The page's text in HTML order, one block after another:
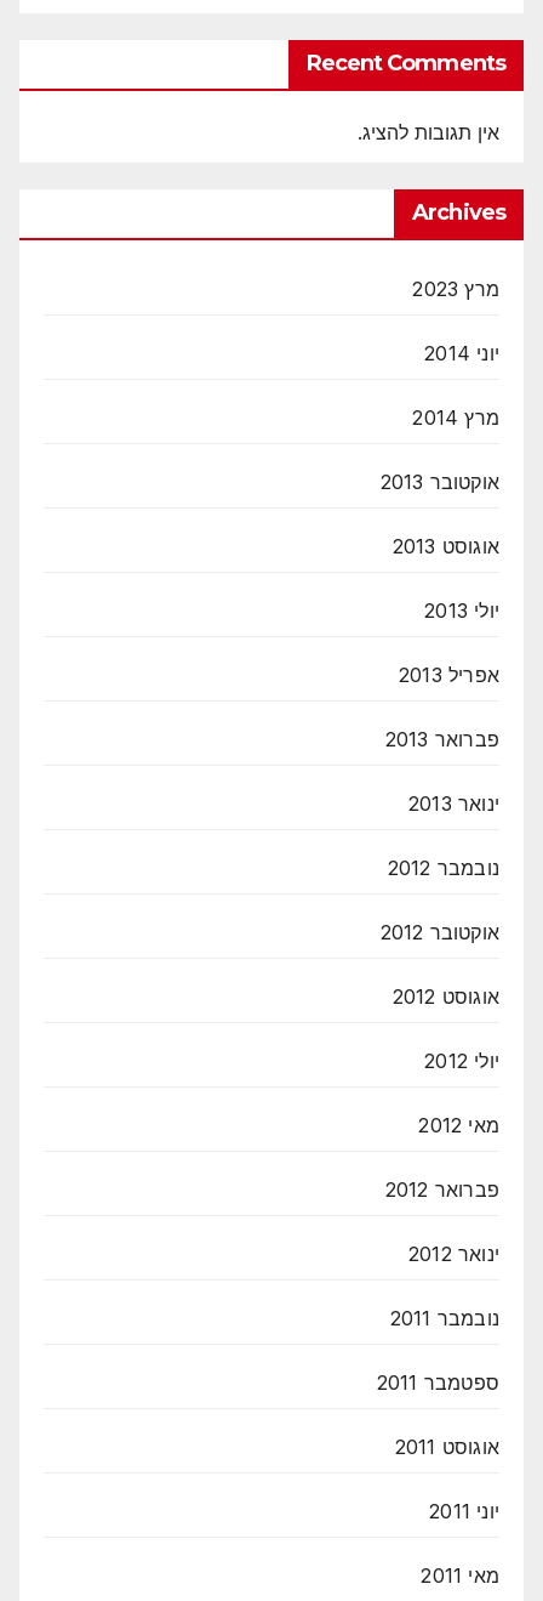
Recent Comments
אין תגובות להציג.
Archives
מרץ 2023
יוני 2014
מרץ 2014
אוקטובר 2013
אוגוסט 2013
יולי 2013
אפריל 2013
פברואר 2013
ינואר 2013
נובמבר 2012
אוקטובר 2012
אוגוסט 2012
יולי 2012
מאי 2012
פברואר 2012
ינואר 2012
נובמבר 2011
ספטמבר 2011
אוגוסט 2011
יוני 2011
מאי 2011